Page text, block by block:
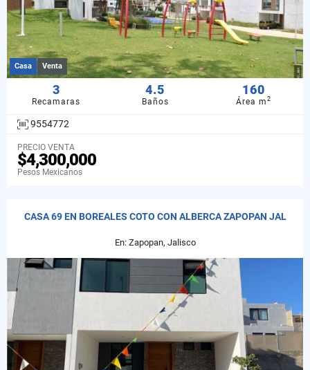
Casa Venta
3
Recamaras
4.5
Baños
160
Área m2
9554772
PRECIO VENTA
$4,300,000
Pesos Mexicanos
CASA 69 EN BOREALES COTO CON ALBERCA ZAPOPAN JAL
En: Zapopan, Jalisco